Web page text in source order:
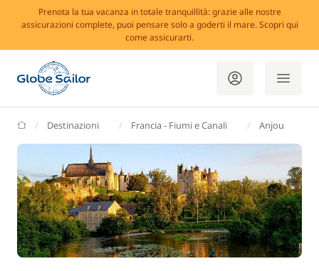
Prenota la tua vacanza in totale tranquillità: grazie alle nostre
assicurazioni complete, puoi pensare solo a goderti il mare. Scopri qui
come assicurarti.
GlobeSailor
Destinazioni Francia - Fiumi e Canali Anjou